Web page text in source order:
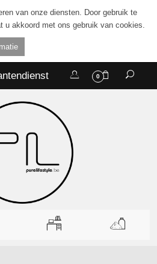
van onze diensten. Door gebruik te
u akkoord met ons gebruik van cookies.
0